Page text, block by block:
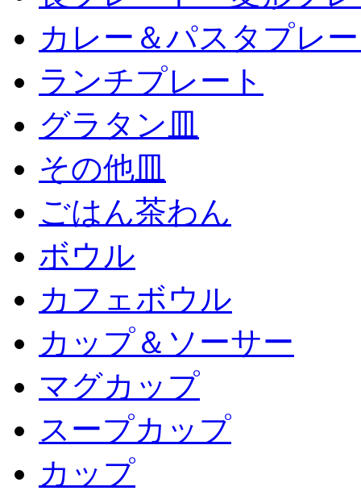
カレー＆パスタプレ
ランチプレート
グラタン皿
その他皿
ごはん茶わん
ボウル
カフェボウル
カップ＆ソーサー
マグカップ
スープカップ
カップ